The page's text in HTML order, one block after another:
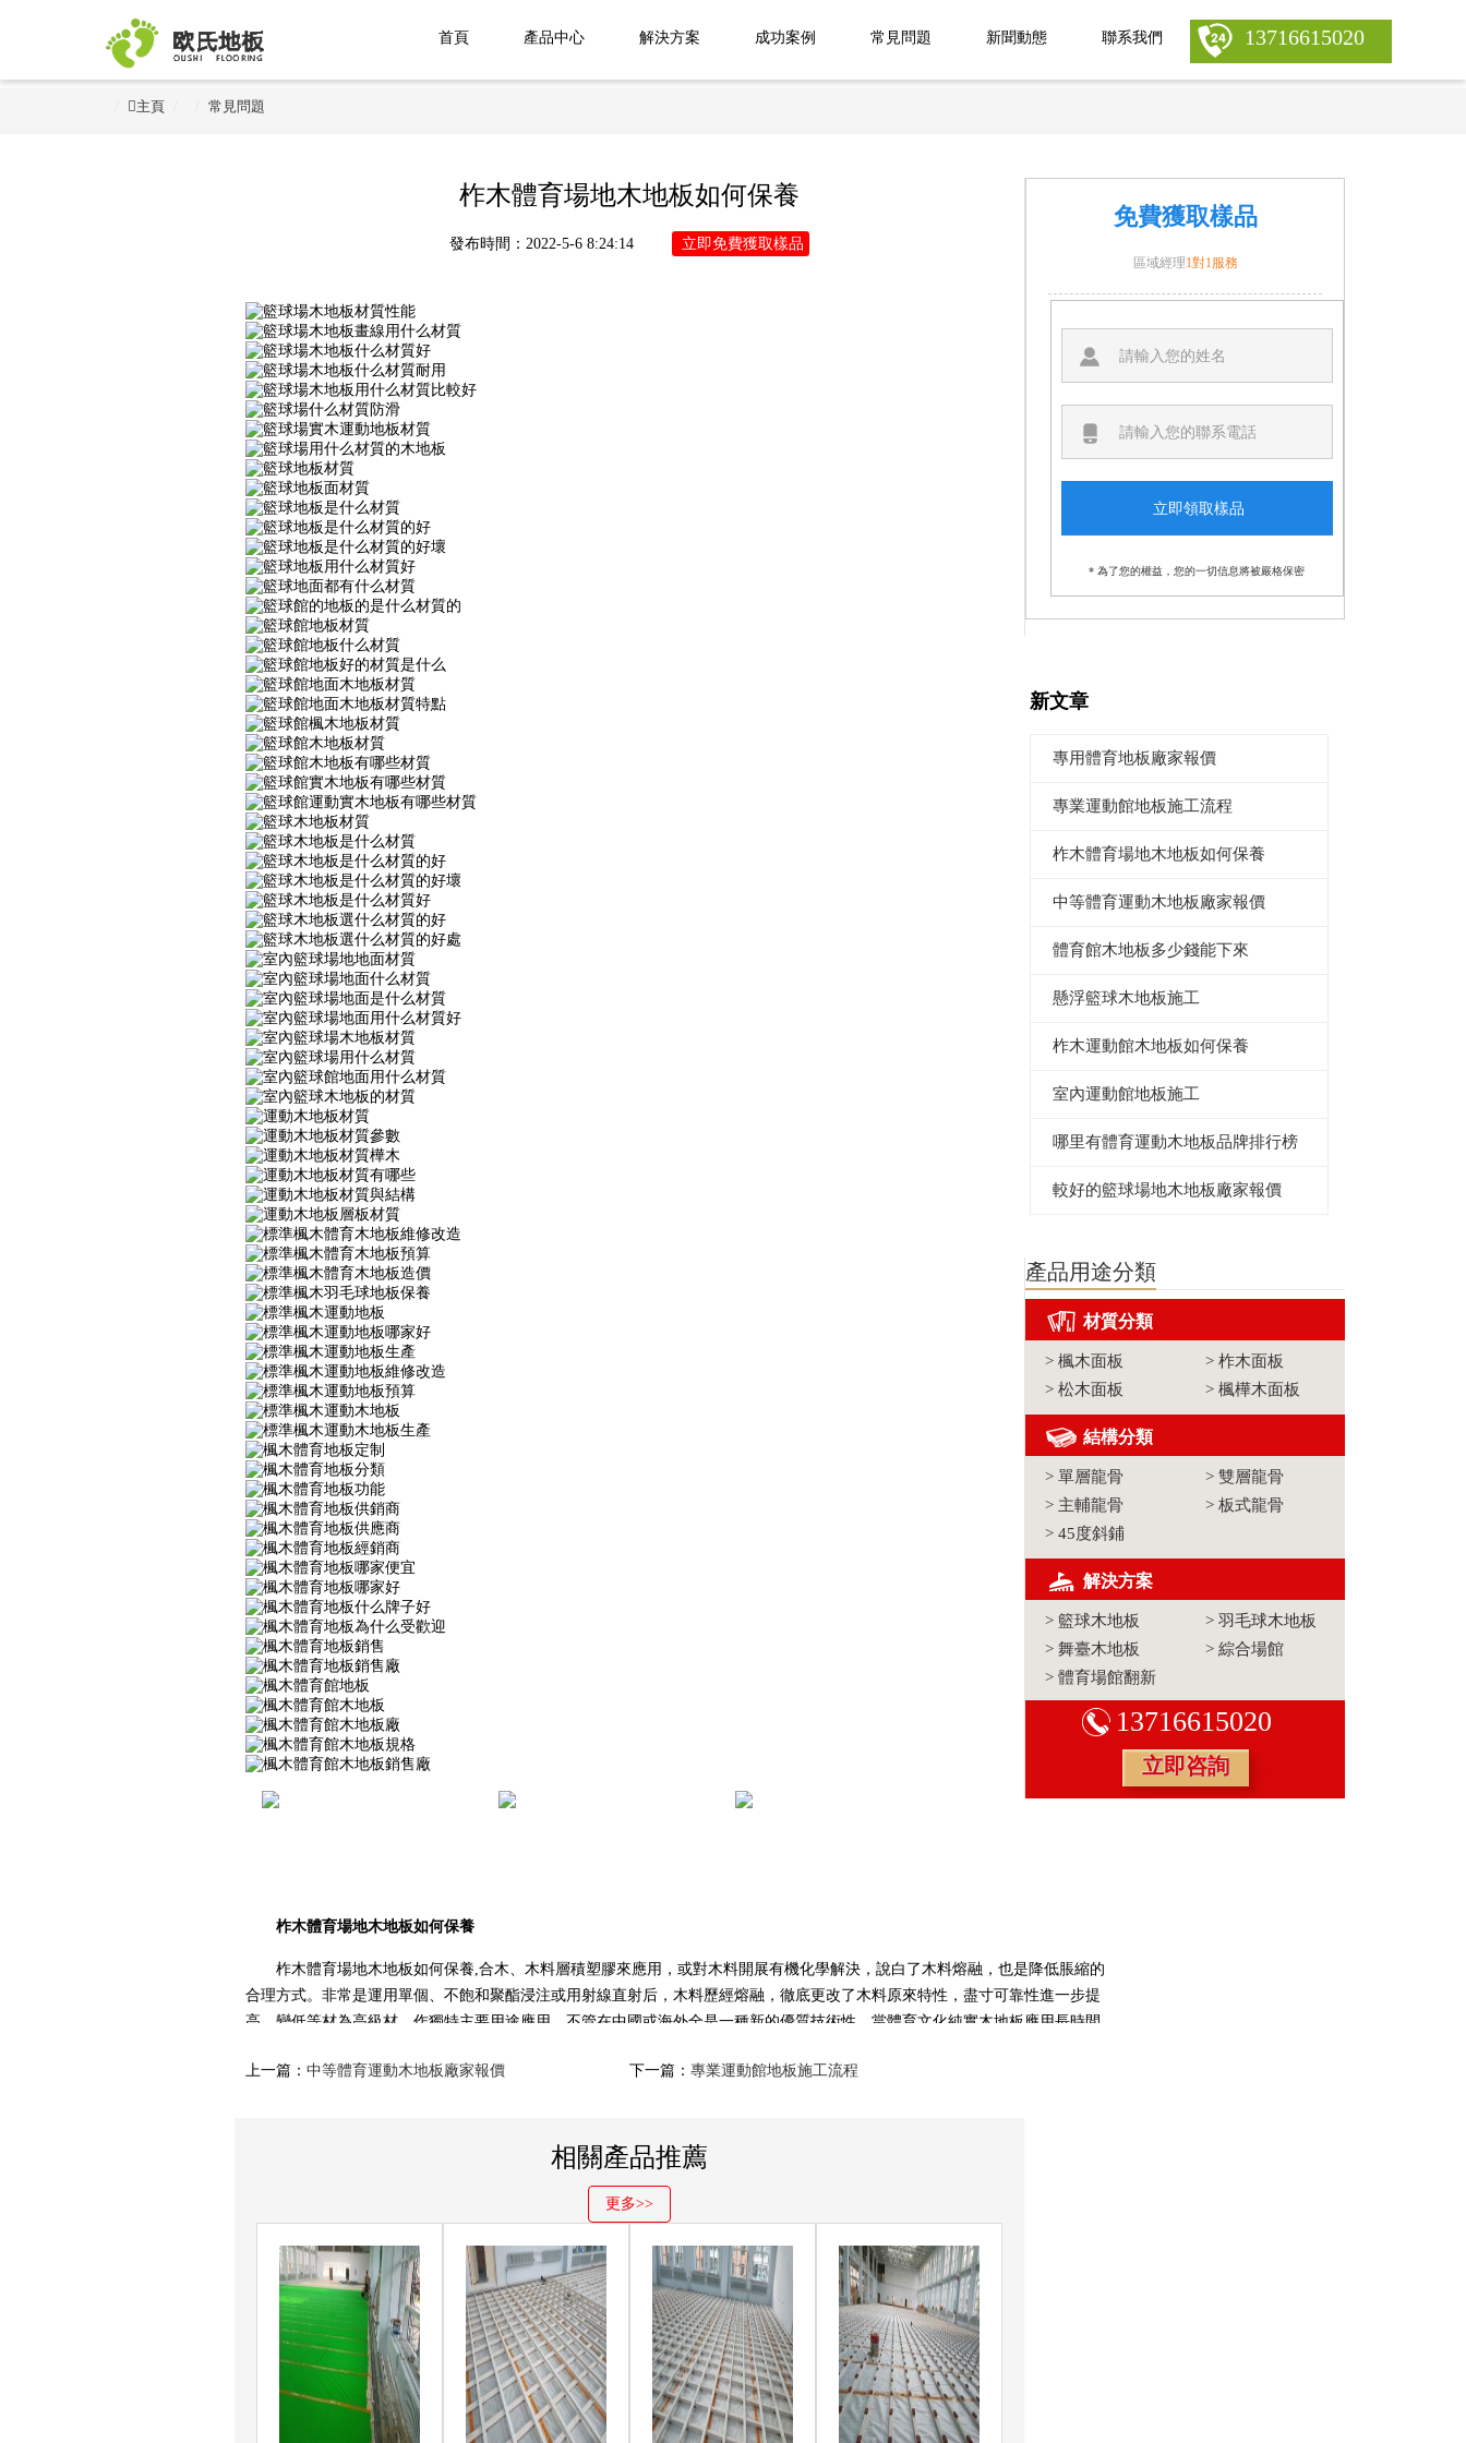
首頁 產品中心 解決方案 成功案例 常見問題 新聞動態 聯系我們 13716615020
主頁 常見問題
柞木體育場地木地板如何保養
發布時間：2022-5-6 8:24:14 立即免費獲取樣品
柞木體育場地木地板如何保養
柞木體育場地木地板如何保養,合木、木料層積塑膠來應用，或對木料開展有機化學解決，說白了木料熔融，也是降低脹縮的
合理方式。非常是運用單個、不飽和聚酯浸注或用射線直射后，木料歷經熔融，徹底更改了木料原來特性，盡寸可靠性進一步提
高，變低等材為高級材，作獨特主要用途應用，不管在中國或海外全是一種新的優質技術性。當體育文化純實木地板應用長時間
翹就是普遍的一種狀況，尤其是邊緣的起翹狀況，也是每一個體育場館場地里的運動木地板都是產生的，那麼，針對這一狀況，要
上一篇： 中等體育運動木地板廠家報價 下一篇：專業運動館地板施工流程
相關產品推薦
更多>>
免費獲取樣品
區域經理1對1服務
* 為了您的權益，您的一切信息將被嚴格保密
新文章
專用體育地板廠家報價
專業運動館地板施工流程
柞木體育場地木地板如何保養
中等體育運動木地板廠家報價
體育館木地板多少錢能下來
懸浮籃球木地板施工
柞木運動館木地板如何保養
室內運動館地板施工
哪里有體育運動木地板品牌排行榜
較好的籃球場地木地板廠家報價
產品用途分類
材質分類
>楓木面板 > 柞木面板
>松木面板 > 楓樺木面板
結構分類
>單層龍骨 > 雙層龍骨
> 主輔龍骨 > 板式龍骨
>45度斜鋪
解決方案
>籃球木地板 > 羽毛球木地板
>舞臺木地板 > 綜合場館
>體育場館翻新
13716615020
立即咨詢